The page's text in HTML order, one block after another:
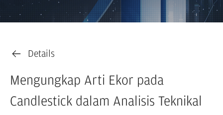
Details
Mengungkap Arti Ekor pada
Candlestick dalam Analisis Teknikal